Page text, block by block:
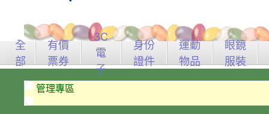
全
部
有價
票券
3C
電
子
身份
證件
運動
物品
眼鏡
服裝
管理專區